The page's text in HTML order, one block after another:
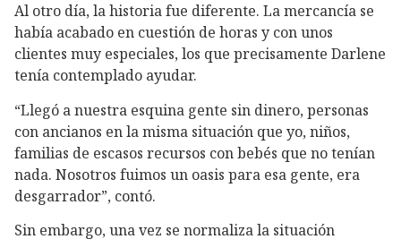
Al otro día, la historia fue diferente. La mercancía se
había acabado en cuestión de horas y con unos
clientes muy especiales, los que precisamente Darlene
tenía contemplado ayudar.
“Llegó a nuestra esquina gente sin dinero, personas
con ancianos en la misma situación que yo, niños,
familias de escasos recursos con bebés que no tenían
nada. Nosotros fuimos un oasis para esa gente, era
desgarrador”, contó.
Sin embargo, una vez se normaliza la situación